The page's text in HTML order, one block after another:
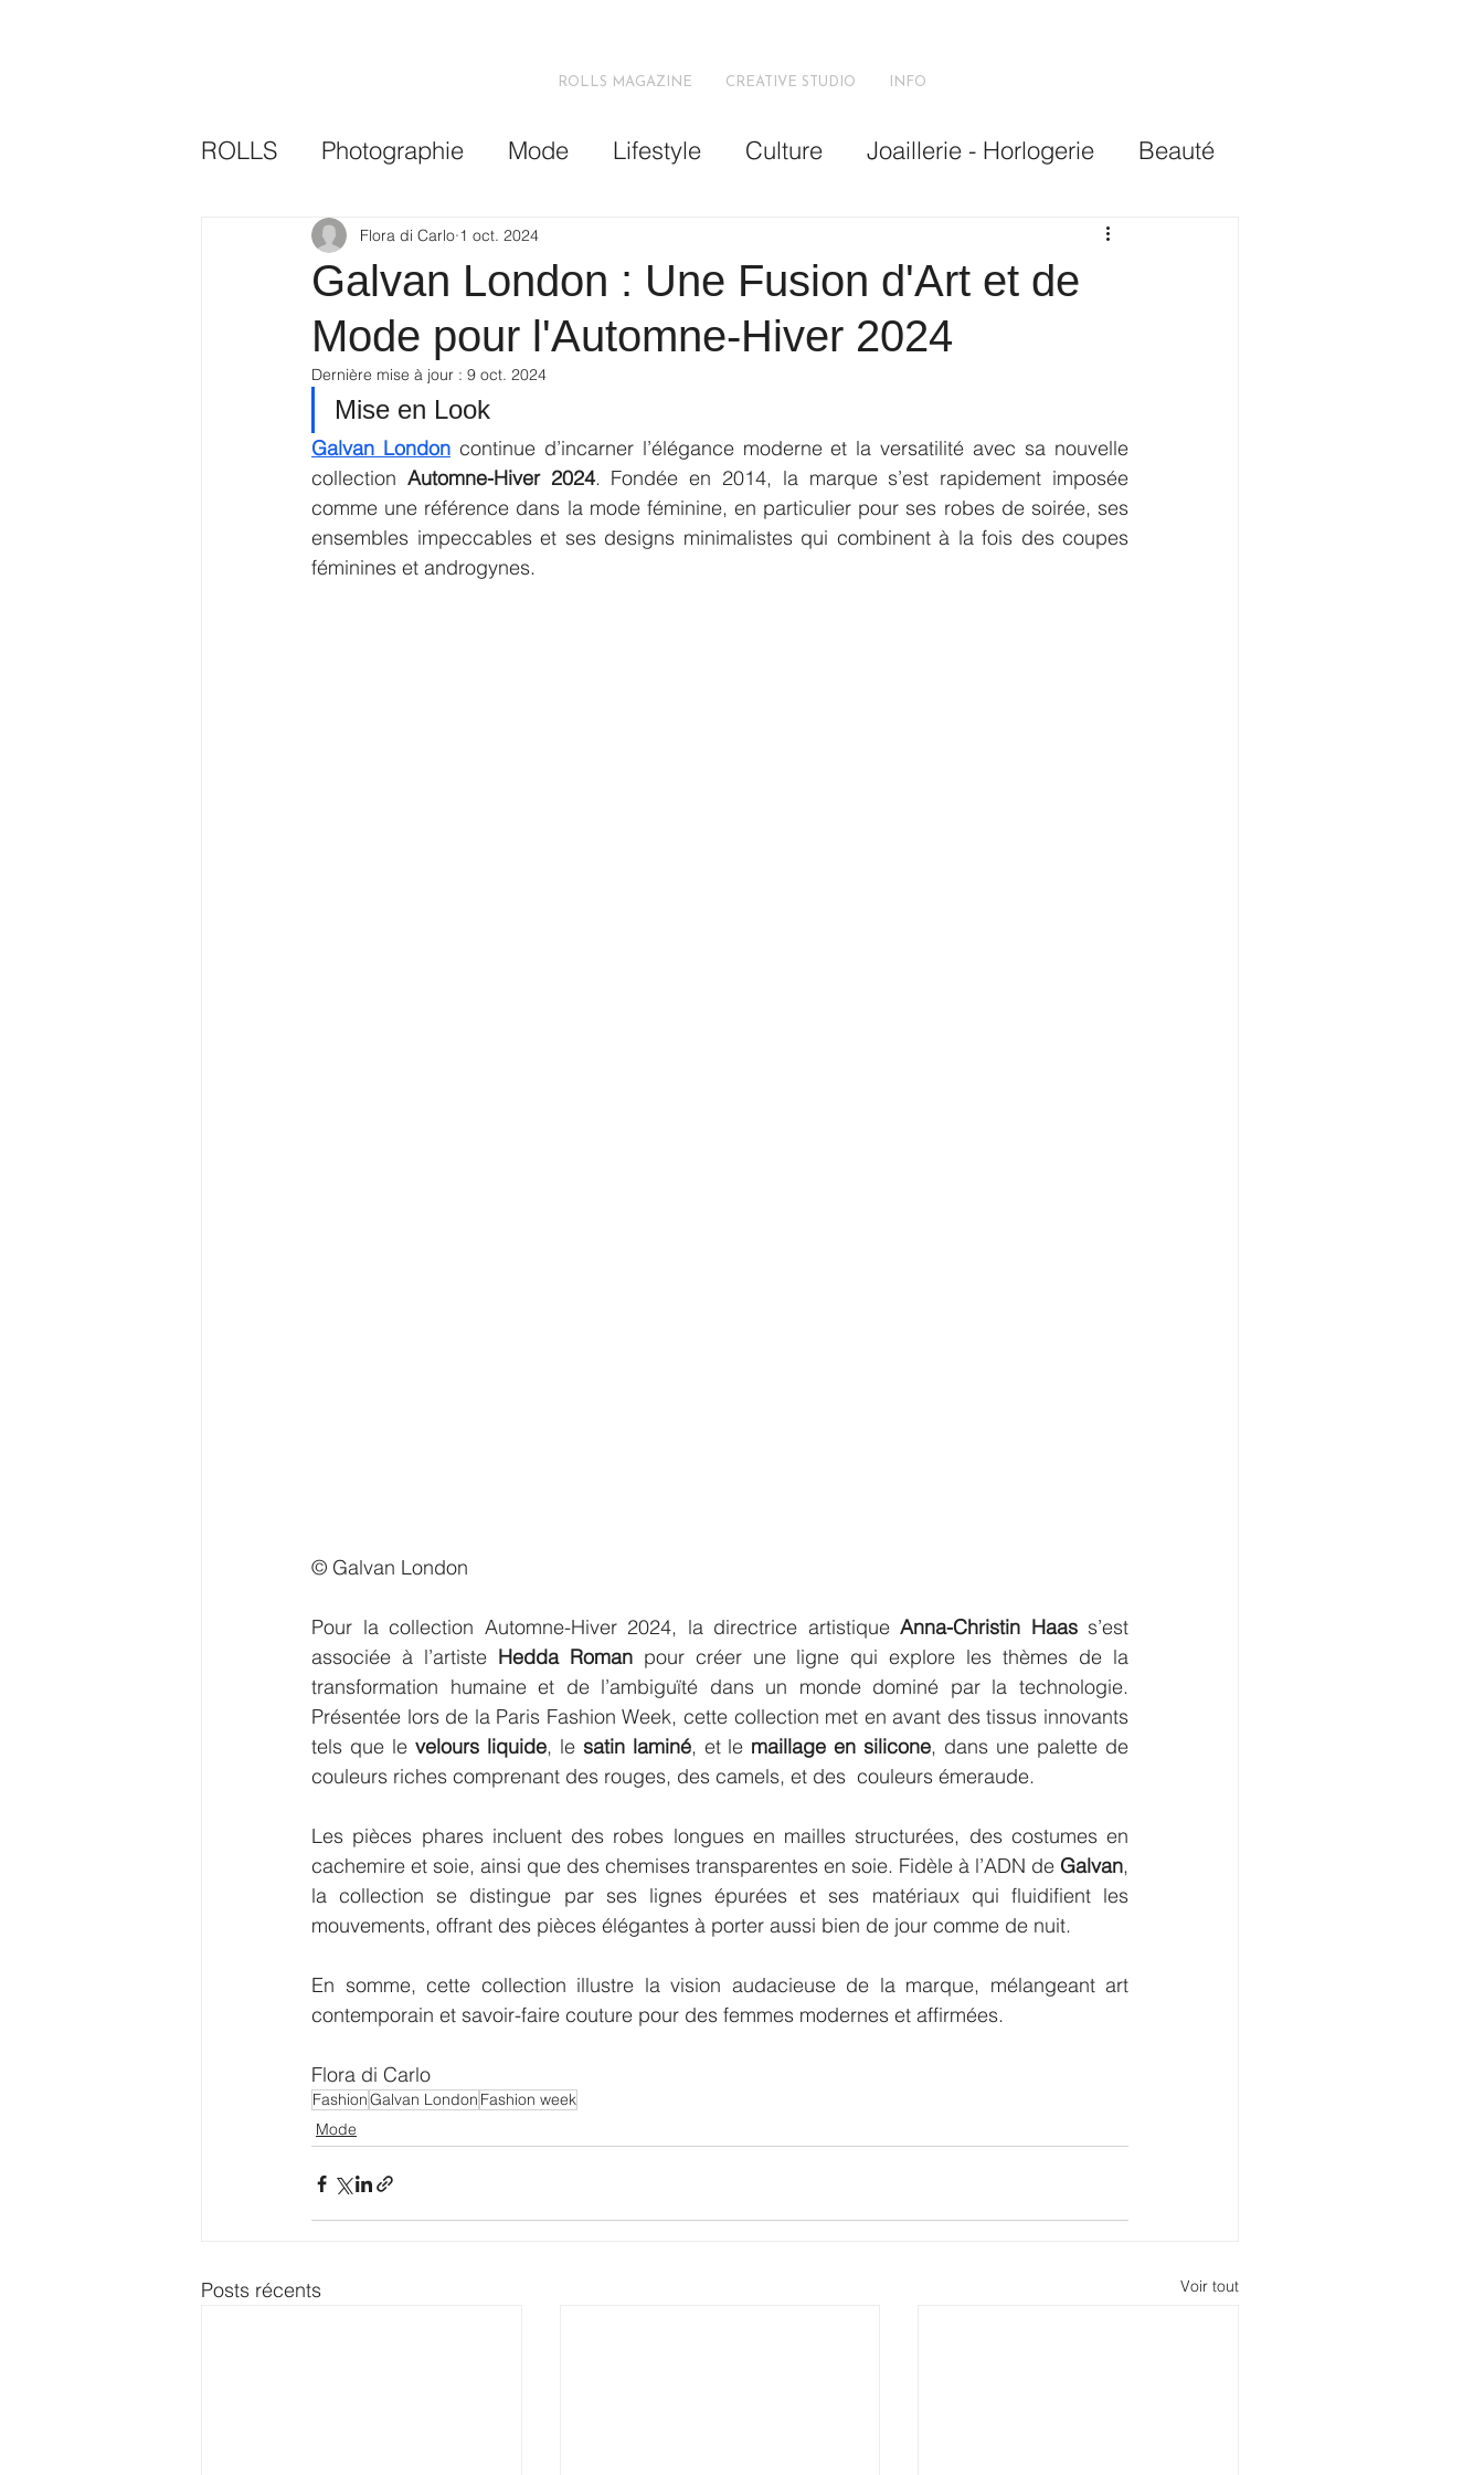
ROLLS Photographie Mode Lifestyle Culture Joaillerie - Horlogerie Beauté
Galvan London : Une Fusion d'Art et de
Mode pour l'Automne-Hiver 2024
Flora di Carlo 1 oct. 2024
Dernière mise à jour : 9 oct. 2024
Mise en Look
Galvan London continue d’incarner l’élégance moderne et la versatilité avec sa nouvelle
collection Automne-Hiver 2024. Fondée en 2014, la marque s’est rapidement imposée
comme une référence dans la mode féminine, en particulier pour ses robes de soirée, ses
ensembles impeccables et ses designs minimalistes qui combinent à la fois des coupes
féminines et androgynes.
© Galvan London
Pour la collection Automne-Hiver 2024, la directrice artistique Anna-Christin Haas s’est
associée à l’artiste Hedda Roman pour créer une ligne qui explore les thèmes de la
transformation humaine et de l’ambiguïté dans un monde dominé par la technologie.
Présentée lors de la Paris Fashion Week, cette collection met en avant des tissus innovants
tels que le velours liquide, le satin laminé, et le maillage en silicone, dans une palette de
couleurs riches comprenant des rouges, des camels, et des  couleurs émeraude.
Les pièces phares incluent des robes longues en mailles structurées, des costumes en
cachemire et soie, ainsi que des chemises transparentes en soie. Fidèle à l’ADN de Galvan,
la collection se distingue par ses lignes épurées et ses matériaux qui fluidifient les
mouvements, offrant des pièces élégantes à porter aussi bien de jour comme de nuit.
En somme, cette collection illustre la vision audacieuse de la marque, mélangeant art
contemporain et savoir-faire couture pour des femmes modernes et affirmées.
Flora di Carlo
FashionGalvan London Fashion week
Mode
Posts récents Voir tout
ROLLS MAGAZINE CREATIVE STUDIO INFO